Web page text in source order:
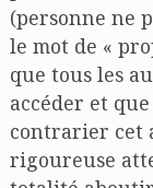
(personne ne
le mot de «
que tous les
accéder et
contrarier cet
rigoureuse